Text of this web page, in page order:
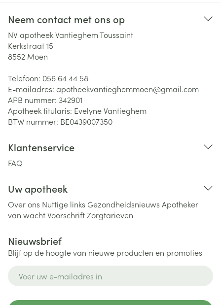
Neem contact met ons op
NV apotheek Vantieghem Toussaint
Kerkstraat 15
8552 Moen
Telefoon: 056 64 44 58
E-mailadres: apotheekvantieghemmoen@gmail.com
APB nummer: 342901
Apotheek titularis: Evelyne Vantieghem
BTW nummer: BE0439007350
Klantenservice
FAQ
Uw apotheek
Over ons Nuttige links Gezondheidsnieuws Apotheker
van wachtVoorschriftZorgtarieven
Nieuwsbrief
Blijf op de hoogte van nieuwe producten en promoties